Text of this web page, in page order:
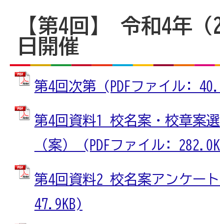
【第4回】 令和4年（
日開催
第4回次第 (PDFファイル:
第4回資料1 校名案・校章案
（案） (PDFファイル:
第4回資料2 校名案アンケー
47.9KB)